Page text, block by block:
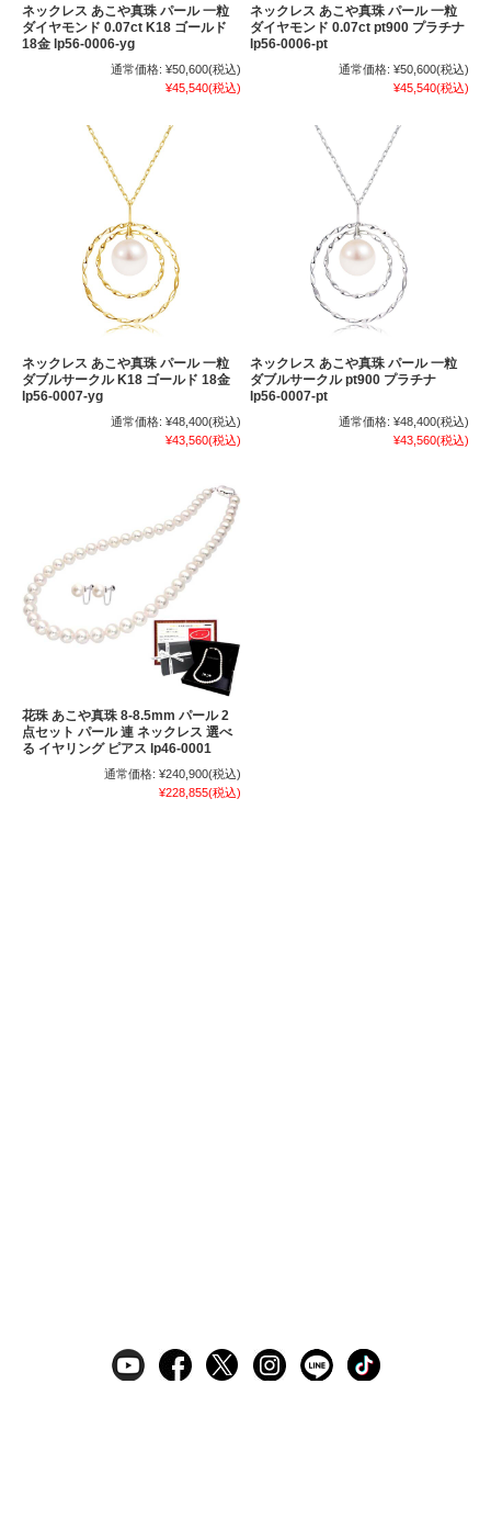
ネックレス あこや真珠 パール 一粒
ダイヤモンド 0.07ct K18 ゴールド
18金 lp56-0006-yg
通常価格: ¥50,600(税込)
¥45,540(税込)
ネックレス あこや真珠 パール 一粒
ダイヤモンド 0.07ct pt900 プラチナ
lp56-0006-pt
通常価格: ¥50,600(税込)
¥45,540(税込)
ネックレス あこや真珠 パール 一粒
ダブルサークル K18 ゴールド 18金
lp56-0007-yg
通常価格: ¥48,400(税込)
¥43,560(税込)
ネックレス あこや真珠 パール 一粒
ダブルサークル pt900 プラチナ
lp56-0007-pt
通常価格: ¥48,400(税込)
¥43,560(税込)
花珠 あこや真珠 8-8.5mm パール 2
点セット パール 連 ネックレス 選べ
る イヤリング ピアス lp46-0001
通常価格: ¥240,900(税込)
¥228,855(税込)